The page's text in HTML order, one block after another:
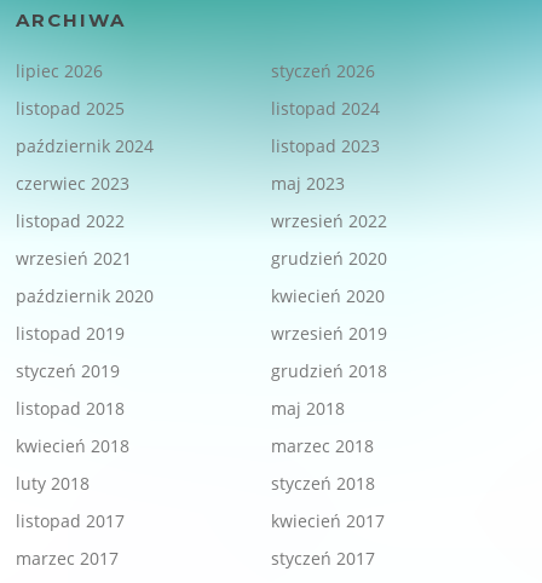
ARCHIWA
lipiec 2026
styczeń 2026
listopad 2025
listopad 2024
październik 2024
listopad 2023
czerwiec 2023
maj 2023
listopad 2022
wrzesień 2022
wrzesień 2021
grudzień 2020
październik 2020
kwiecień 2020
listopad 2019
wrzesień 2019
styczeń 2019
grudzień 2018
listopad 2018
maj 2018
kwiecień 2018
marzec 2018
luty 2018
styczeń 2018
listopad 2017
kwiecień 2017
marzec 2017
styczeń 2017